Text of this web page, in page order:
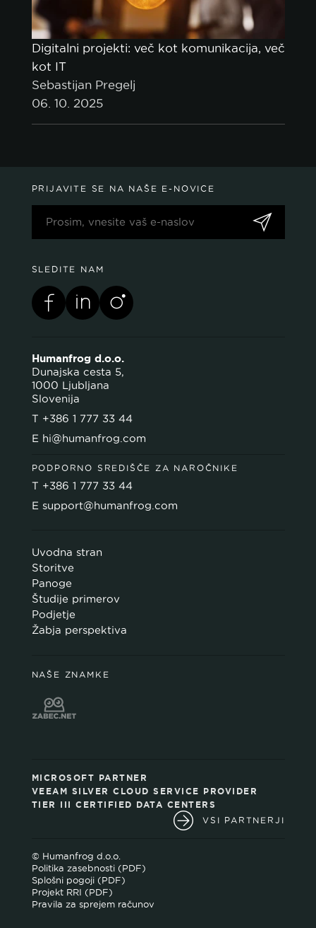
Digitalni projekti: več kot komunikacija, več
kot IT
Sebastijan Pregelj
06. 10. 2025
PRIJAVITE SE NA NAŠE E-NOVICE
SLEDITE NAM
Humanfrog d.o.o.
Dunajska cesta 5,
1000 Ljubljana
Slovenija
T +386 1 777 33 44
E hi@humanfrog.com
PODPORNO SREDIŠČE ZA NAROČNIKE
T +386 1 777 33 44
E support@humanfrog.com
Uvodna stran
Storitve
Panoge
Študije primerov
Podjetje
Žabja perspektiva
NAŠE ZNAMKE
MICROSOFT PARTNER
VEEAM SILVER CLOUD SERVICE PROVIDER
TIER III CERTIFIED DATA CENTERS
VSI PARTNERJI
© Humanfrog d.o.o.
Politika zasebnosti (PDF)
Splošni pogoji (PDF)
Projekt RRI (PDF)
Pravila za sprejem računov
SPREJMI VSE
SPREJMI SAMO NUJNE